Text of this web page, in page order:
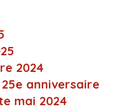
2024
anniversaire
mai 2024